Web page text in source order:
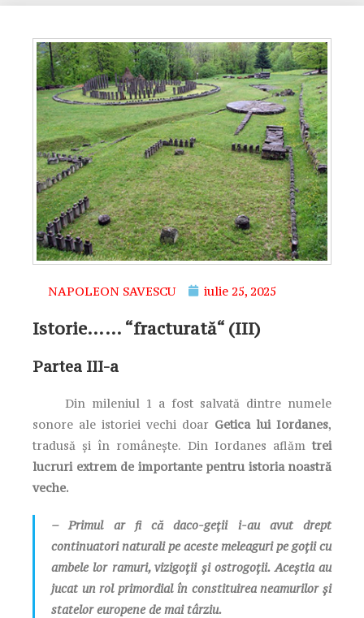
NAPOLEON SAVESCU iulie 25, 2025
Istorie…… “fracturată“ (III)
Partea III-a
Din mileniul 1 a fost salvată dintre numele
sonore ale istoriei vechi doar Getica lui Iordanes,
tradusă și în românește. Din Iordanes aflămtrei
lucruri extrem de importante pentru istoria noastră
veche.
– Primul ar fi că daco-geții i-au avut drept
continuatori naturali pe aceste meleaguri pe goții cu
ambele lor ramuri, vizigoții și ostrogoții. Aceștia au
jucat un rol primordial în constituirea neamurilor și
statelor europene de mai târziu.